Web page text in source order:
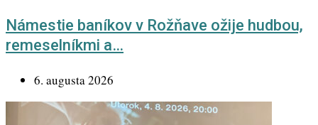
Námestie baníkov v Rožňave ožije hudbou,
remeselníkmi a…
6. augusta 2026